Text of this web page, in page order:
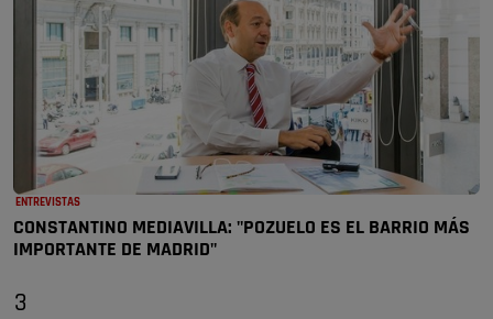
ENTREVISTAS
CONSTANTINO MEDIAVILLA: "POZUELO ES EL BARRIO MÁS
IMPORTANTE DE MADRID"
3